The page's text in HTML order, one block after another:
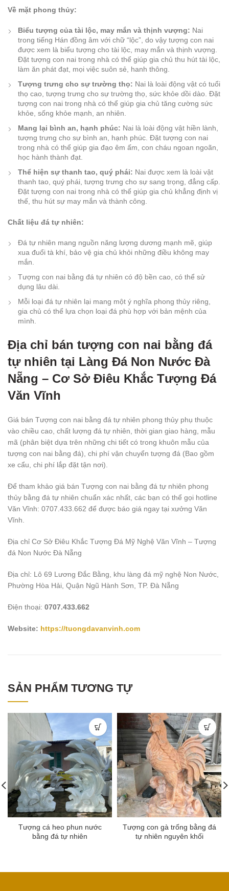
Về mặt phong thủy:
Biểu tượng của tài lộc, may mắn và thịnh vượng: Nai
trong tiếng Hán đồng âm với chữ “lộc”, do vậy tượng con nai
được xem là biểu tượng cho tài lộc, may mắn và thịnh vượng.
Đặt tượng con nai trong nhà có thể giúp gia chủ thu hút tài lộc,
làm ăn phát đạt, mọi việc suôn sẻ, hanh thông.
Tượng trưng cho sự trường thọ: Nai là loài động vật có tuổi
thọ cao, tượng trưng cho sự trường thọ, sức khỏe dồi dào. Đặt
tượng con nai trong nhà có thể giúp gia chủ tăng cường sức
khỏe, sống khỏe mạnh, an nhiên.
Mang lại bình an, hạnh phúc: Nai là loài động vật hiền lành,
tượng trưng cho sự bình an, hạnh phúc. Đặt tượng con nai
trong nhà có thể giúp gia đạo êm ấm, con cháu ngoan ngoãn,
học hành thành đạt.
Thể hiện sự thanh tao, quý phái: Nai được xem là loài vật
thanh tao, quý phái, tượng trưng cho sự sang trọng, đẳng cấp.
Đặt tượng con nai trong nhà có thể giúp gia chủ khẳng định vị
thế, thu hút sự may mắn và thành công.
Chất liệu đá tự nhiên:
Đá tự nhiên mang nguồn năng lượng dương mạnh mẽ, giúp
xua đuổi tà khí, bảo vệ gia chủ khỏi những điều không may
mắn.
Tượng con nai bằng đá tự nhiên có độ bền cao, có thể sử
dụng lâu dài.
Mỗi loại đá tự nhiên lại mang một ý nghĩa phong thủy riêng,
gia chủ có thể lựa chọn loại đá phù hợp với bản mệnh của
mình.
Địa chỉ bán tượng con nai bằng đá
tự nhiên tại Làng Đá Non Nước Đà
Nẵng – Cơ Sở Điêu Khắc Tượng Đá
Văn Vĩnh
Giá bán Tượng con nai bằng đá tự nhiên phong thủy phụ thuộc
vào chiều cao, chất lượng đá tự nhiên, thời gian giao hàng, mẫu
mã (phân biệt dựa trên những chi tiết có trong khuôn mẫu của
tượng con nai bằng đá), chi phí vận chuyển tượng đá (Bao gồm
xe cẩu, chi phí lắp đặt tận nơi).
Để tham khảo giá bán Tượng con nai bằng đá tự nhiên phong
thủy bằng đá tự nhiên chuẩn xác nhất, các bạn có thể gọi hotline
Văn Vĩnh: 0707.433.662 để được báo giá ngay tại xưởng Văn
Vĩnh.
Địa chỉ Cơ Sở Điêu Khắc Tượng Đá Mỹ Nghệ Văn Vĩnh – Tượng
đá Non Nước Đà Nẵng
Địa chỉ: Lô 69 Lương Đắc Bằng, khu làng đá mỹ nghệ Non Nước,
Phường Hòa Hải, Quận Ngũ Hành Sơn, TP. Đà Nẵng
Điện thoại: 0707.433.662
Website: https://tuongdavanvinh.com
SẢN PHẨM TƯƠNG TỰ
Tượng cá heo phun nước
bằng đá tự nhiên
Tượng con gà trống bằng đá
tự nhiên nguyên khối